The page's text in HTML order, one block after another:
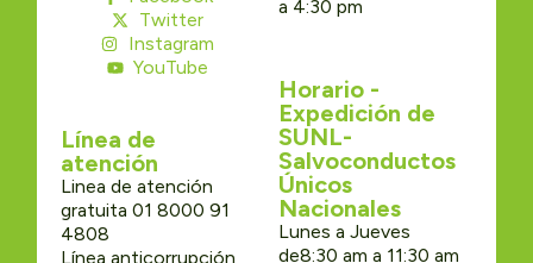
Twitter
Instagram
YouTube
Línea de
atención
Linea de atención
gratuita 01 8000 91
4808
Línea anticorrupción
a 4:30 pm
Horario -
Expedición de
SUNL-
Salvoconductos
Únicos
Nacionales
Lunes a Jueves
de8:30 am a 11:30 am